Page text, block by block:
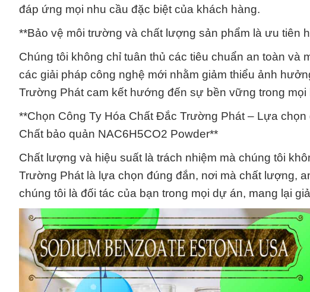
đáp ứng mọi nhu cầu đặc biệt của khách hàng.
**Bảo vệ môi trường và chất lượng sản phẩm là ưu tiên
Chúng tôi không chỉ tuân thủ các tiêu chuẩn an toàn
các giải pháp công nghệ mới nhằm giảm thiểu ảnh
Trường Phát cam kết hướng đến sự bền vững trong
**Chọn Công Ty Hóa Chất Đắc Trường Phát – Lựa
Chất bảo quản NAC6H5CO2 Powder**
Chất lượng và hiệu suất là trách nhiệm mà chúng tôi
Trường Phát là lựa chọn đúng đắn, nơi mà chất lượng,
chúng tôi là đối tác của bạn trong mọi dự án, mang lại